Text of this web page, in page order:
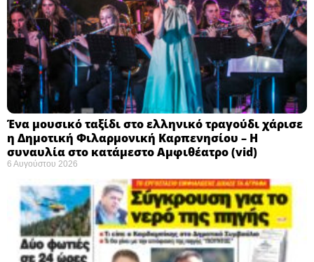
Ένα μουσικό ταξίδι στο ελληνικό τραγούδι χάρισε
η Δημοτική Φιλαρμονική Καρπενησίου – Η
συναυλία στο κατάμεστο Αμφιθέατρο (vid)
6 Αυγούστου 2026